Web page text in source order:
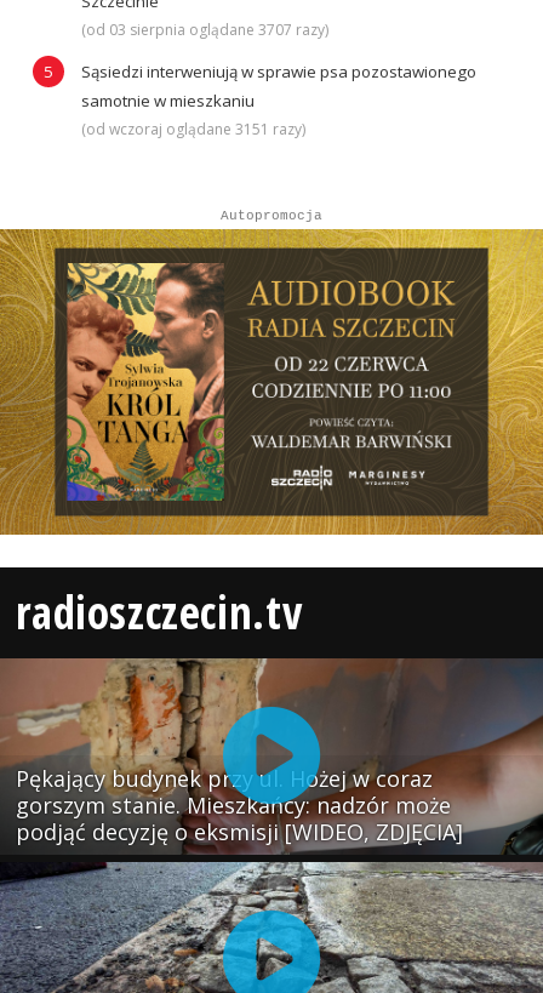
(od 03 sierpnia oglądane 3707 razy)
Sąsiedzi interweniują w sprawie psa pozostawionego
samotnie w mieszkaniu
(od wczoraj oglądane 3151 razy)
Autopromocja
radioszczecin.tv
Pękający budynek przy ul. Hożej w coraz
gorszym stanie. Mieszkańcy: nadzór może
podjąć decyzję o eksmisji [WIDEO, ZDJĘCIA]